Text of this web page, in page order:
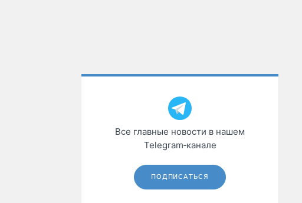
Все главные новости в нашем
Telegram‑канале
ПОДПИСАТЬСЯ